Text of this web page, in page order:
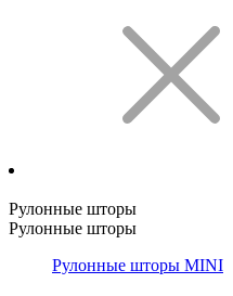
Рулонные шторы
Рулонные шторы
Рулонные шторы MINI